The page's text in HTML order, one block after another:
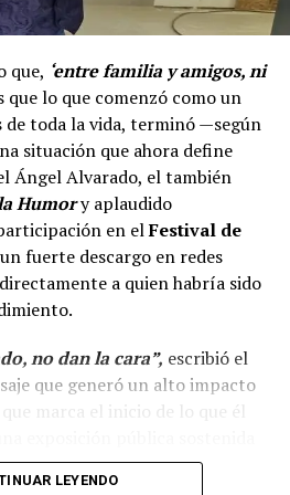
que, ‘entre familia y amigos, ni
que lo que comenzó como un
toda la vida, terminó —según
situación que ahora define
Ángel Alvarado, el también
Humory aplaudido
en elFestival de
fuerte descargo en redes
a quien habría sido
no dan la cara”, escribió el
que generó un alto impacto
que marca el inicio de lo que él
LEYENDO